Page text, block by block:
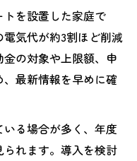
を設置した家庭で
気代が約3割ほど削減
の対象や上限額、申
最新情報を早めに確
る場合が多く、年度
れます。導入を検討